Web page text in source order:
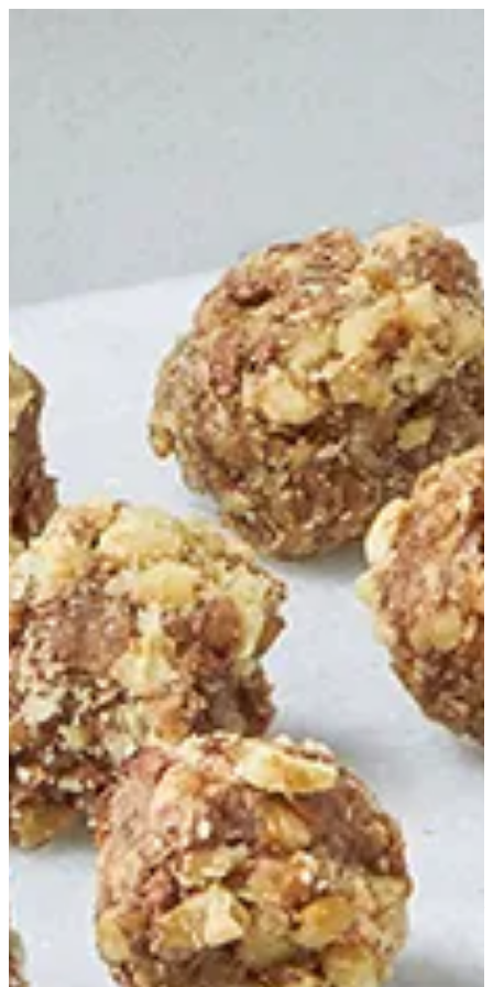
EN
تسجيل الدخول
EN
Hazelnut Rocher
تعليمات خاصة
Hazelnut Rocher | Bouchee